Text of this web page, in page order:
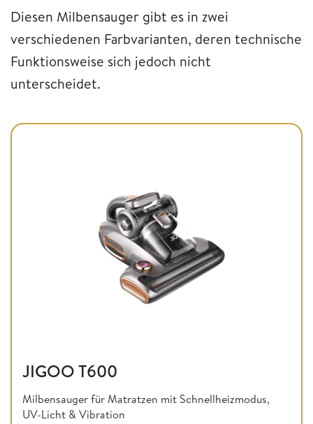
Diesen Milbensauger gibt es in zwei
verschiedenen Farbvarianten, deren technische
Funktionsweise sich jedoch nicht
unterscheidet.
JIGOO T600
Milbensauger für Matratzen mit Schnellheizmodus,
UV-Licht & Vibration